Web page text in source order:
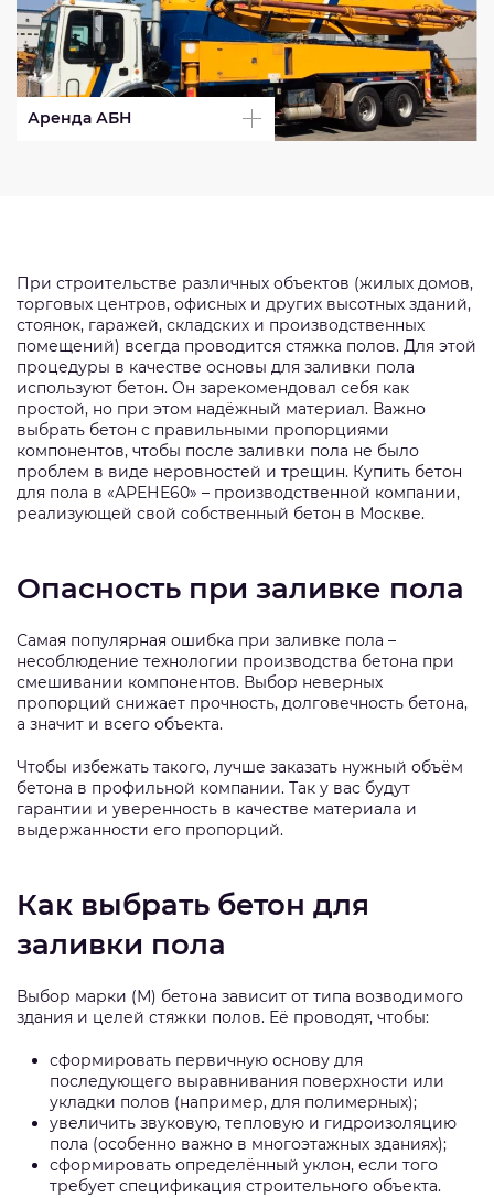
Аренда АБН
При строительстве различных объектов (жилых домов,
торговых центров, офисных и других высотных зданий,
стоянок, гаражей, складских и производственных
помещений) всегда проводится стяжка полов. Для этой
процедуры в качестве основы для заливки пола
используют бетон. Он зарекомендовал себя как
простой, но при этом надёжный материал. Важно
выбрать бетон с правильными пропорциями
компонентов, чтобы после заливки пола не было
проблем в виде неровностей и трещин. Купить бетон
для пола в «АРЕНЕ60» – производственной компании,
реализующей свой собственный бетон в Москве.
Опасность при заливке пола
Самая популярная ошибка при заливке пола –
несоблюдение технологии производства бетона при
смешивании компонентов. Выбор неверных
пропорций снижает прочность, долговечность бетона,
а значит и всего объекта.
Чтобы избежать такого, лучше заказать нужный объём
бетона в профильной компании. Так у вас будут
гарантии и уверенность в качестве материала и
выдержанности его пропорций.
Как выбрать бетон для
заливки пола
Выбор марки (М) бетона зависит от типа возводимого
здания и целей стяжки полов. Её проводят, чтобы:
сформировать первичную основу для
последующего выравнивания поверхности или
укладки полов (например, для полимерных);
увеличить звуковую, тепловую и гидроизоляцию
пола (особенно важно в многоэтажных зданиях);
сформировать определённый уклон, если того
требует спецификация строительного объекта.